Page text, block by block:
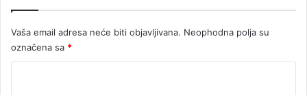
Vaša email adresa neće biti objavljivana. Neophodna polja su
označena sa *